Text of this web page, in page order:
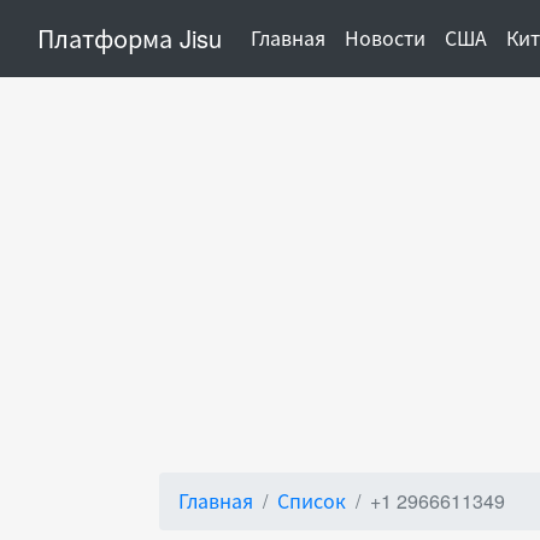
Платформа Jisu Главная (current)
Новости США
Главная Список +1 2966611349